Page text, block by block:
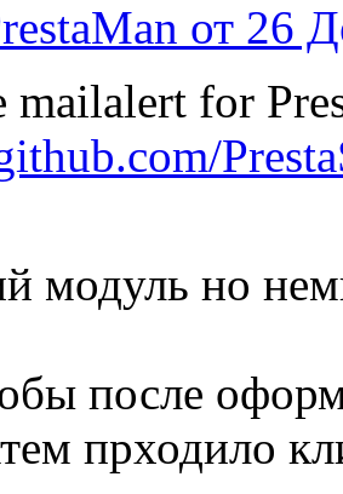
от 26
mailalert for
модуль но
после
прходило